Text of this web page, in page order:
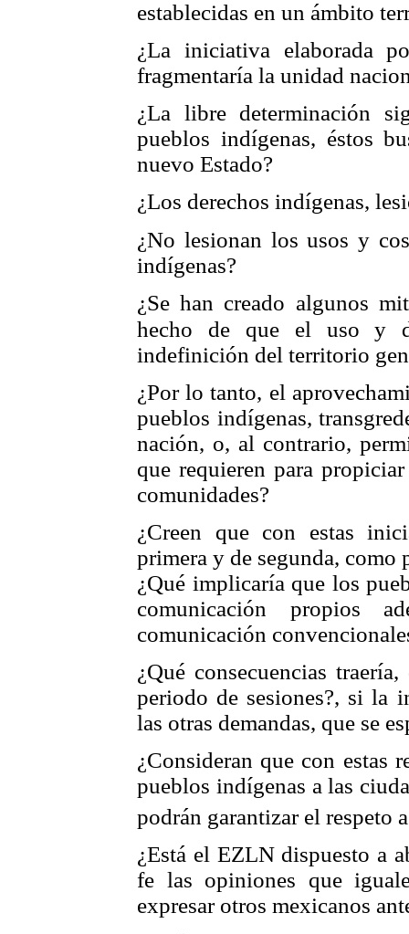
establecidas en un ámbito
¿La iniciativa elaborada
fragmentaría la unidad
¿La libre determinación
pueblos indígenas, éstos
nuevo Estado?
¿Los derechos indígenas,
¿No lesionan los usos y
indígenas?
¿Se han creado algunos
hecho de
que el uso y
indefinición del territorio
¿Por lo tanto, el
pueblos indígenas,
nación, o, al contrario,
que requieren para
comunidades?
¿Creen que con estas
primera y de segunda, como
¿Qué implicaría que los
comunicación propios
comunicación
¿Qué consecuencias
periodo de sesiones?, si la
las otras demandas, que se
¿Consideran que con estas
pueblos indígenas a las
podrán garantizar el respeto
¿Está el EZLN dispuesto a
fe las opiniones que
expresar otros mexicanos